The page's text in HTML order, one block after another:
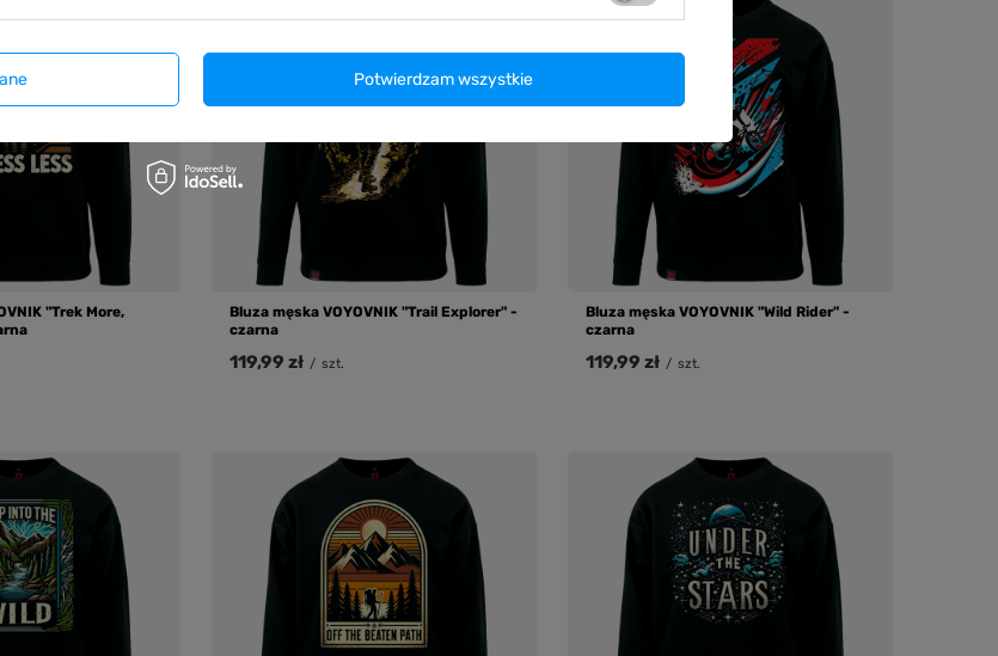
"Trek More,
Bluza męska VOYOVNIK "Trail Explorer" -
czarna
119,99 zł / szt.
Bluza męska VOYOVNIK "Wild Rider" -
czarna
119,99 zł / szt.
Potwierdzam wszystkie